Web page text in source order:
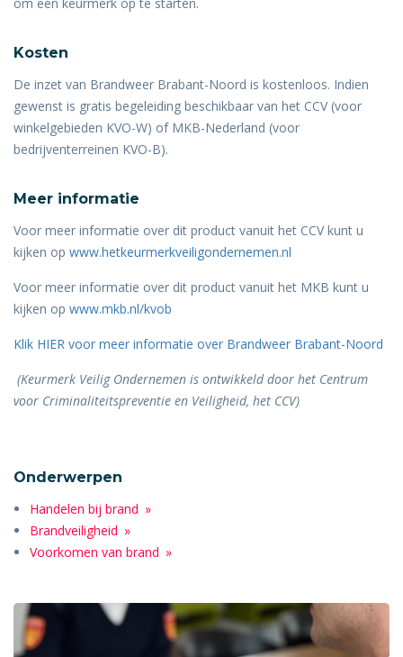
Kosten
De inzet van Brandweer Brabant-Noord is kostenloos. Indien
gewenst is gratis begeleiding beschikbaar van het CCV (voor
winkelgebieden KVO-W) of MKB-Nederland (voor
bedrijventerreinen KVO-B).
Meer informatie
Voor meer informatie over dit product vanuit het CCV kunt u
kijken op www.hetkeurmerkveiligondernemen.nl
Voor meer informatie over dit product vanuit het MKB kunt u
kijken op www.mkb.nl/kvob
Klik HIER voor meer informatie over Brandweer Brabant-Noord
(Keurmerk Veilig Ondernemen is ontwikkeld door het Centrum
voor Criminaliteitspreventie en Veiligheid, het CCV)
Onderwerpen
Handelen bij brand
Brandveiligheid
Voorkomen van brand